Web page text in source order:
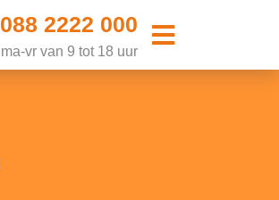
088 2222 000
ma-vr van 9 tot 18 uur